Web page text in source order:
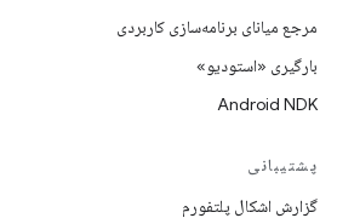
مرجع میانای برنامه‌سازی کاربردی
بارگیری «استودیو»
Android NDK
پشتیبانی
گزارش اشکال پلتفورم